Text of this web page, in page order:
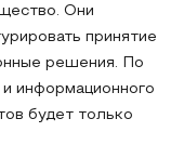
Они
принятие
решения. По
информационного
будет только